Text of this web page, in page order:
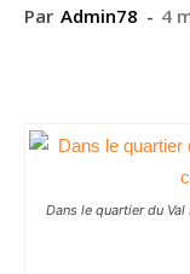
Par Admin78 - 4
Dans le quartier du